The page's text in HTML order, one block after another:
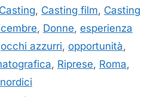
Casting, Casting film, Casting
, Donne, esperienza
occhi azzurri, opportunità,
, Riprese, Roma,